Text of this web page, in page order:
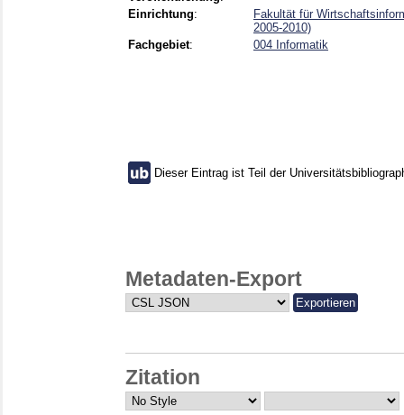
Einrichtung:
Fakultät für
2005-2010)
Fachgebiet: 004 Informatik
Dieser Eintrag ist Teil der
Metadaten-Export
Zitation